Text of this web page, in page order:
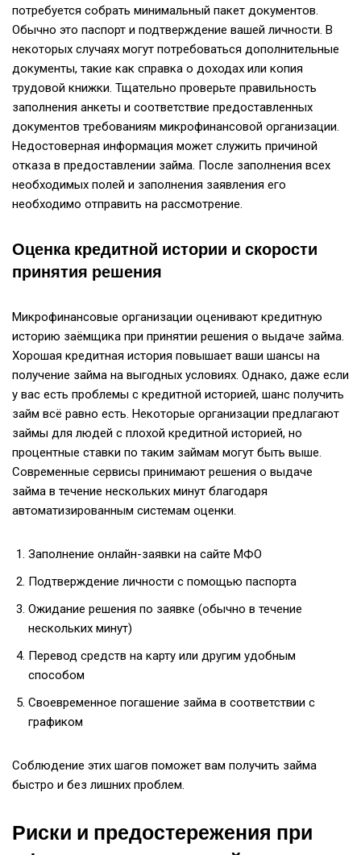
потребуется собрать минимальный пакет документов.
Обычно это паспорт и подтверждение вашей личности. В
некоторых случаях могут потребоваться дополнительные
документы, такие как справка о доходах или копия
трудовой книжки. Тщательно проверьте правильность
заполнения анкеты и соответствие предоставленных
документов требованиям микрофинансовой организации.
Недостоверная информация может служить причиной
отказа в предоставлении займа. После заполнения всех
необходимых полей и заполнения заявления его
необходимо отправить на рассмотрение.
Оценка кредитной истории и скорости
принятия решения
Микрофинансовые организации оценивают кредитную
историю заёмщика при принятии решения о выдаче займа.
Хорошая кредитная история повышает ваши шансы на
получение займа на выгодных условиях. Однако, даже если
у вас есть проблемы с кредитной историей, шанс получить
займ всё равно есть. Некоторые организации предлагают
займы для людей с плохой кредитной историей, но
процентные ставки по таким займам могут быть выше.
Современные сервисы принимают решения о выдаче
займа в течение нескольких минут благодаря
автоматизированным системам оценки.
Заполнение онлайн-заявки на сайте MФО
Подтверждение личности с помощью паспорта
Ожидание решения по заявке (обычно в течение
нескольких минут)
Перевод средств на карту или другим удобным
способом
Своевременное погашение займа в соответствии с
графиком
Соблюдение этих шагов поможет вам получить займа
быстро и без лишних проблем.
Риски и предостережения при